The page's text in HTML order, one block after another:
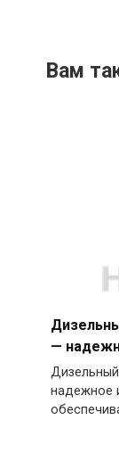
Вам
—
надежное